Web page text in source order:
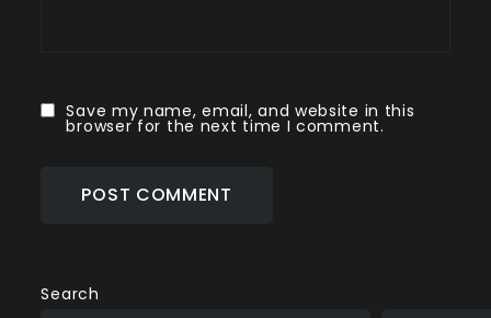
Save my name, email, and website in this
browser for the next time I comment.
Search